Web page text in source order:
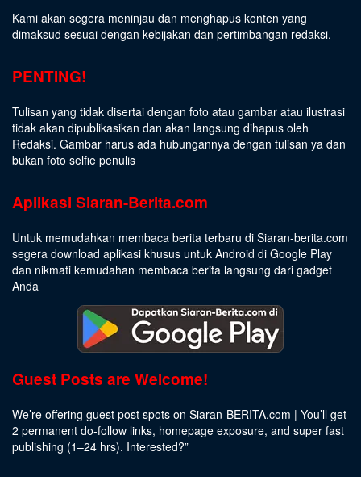
Kami akan segera meninjau dan menghapus konten yang
dimaksud sesuai dengan kebijakan dan pertimbangan redaksi.
PENTING!
Tulisan yang tidak disertai dengan foto atau gambar atau ilustrasi
tidak akan dipublikasikan dan akan langsung dihapus oleh
Redaksi. Gambar harus ada hubungannya dengan tulisan ya dan
bukan foto selfie penulis
Aplikasi Siaran-Berita.com
Untuk memudahkan membaca berita terbaru di Siaran-berita.com
segera download aplikasi khusus untuk Android di Google Play
dan nikmati kemudahan membaca berita langsung dari gadget
Anda
Guest Posts are Welcome!
We’re offering guest post spots on Siaran-BERITA.com | You’ll get
2 permanent do-follow links, homepage exposure, and super fast
publishing (1–24 hrs). Interested?”